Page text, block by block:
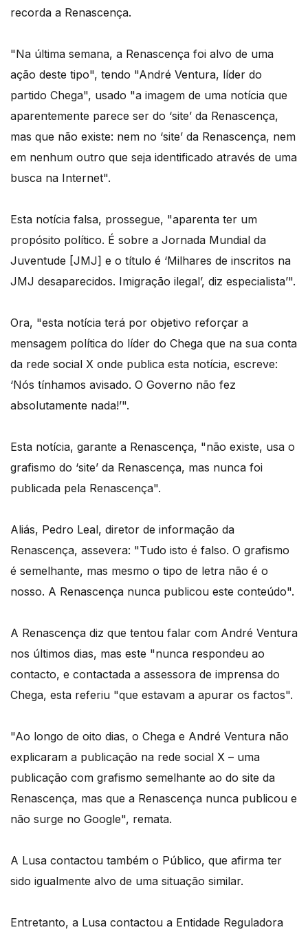
recorda a Renascença.
"Na última semana, a Renascença foi alvo de uma
ação deste tipo", tendo "André Ventura, líder do
partido Chega", usado "a imagem de uma notícia que
aparentemente parece ser do ‘site’ da Renascença,
mas que não existe: nem no ‘site’ da Renascença, nem
em nenhum outro que seja identificado através de uma
busca na Internet".
Esta notícia falsa, prossegue, "aparenta ter um
propósito político. É sobre a Jornada Mundial da
Juventude [JMJ] e o título é ‘Milhares de inscritos na
JMJ desaparecidos. Imigração ilegal’, diz especialista’".
Ora, "esta notícia terá por objetivo reforçar a
mensagem política do líder do Chega que na sua conta
da rede social X onde publica esta notícia, escreve:
‘Nós tínhamos avisado. O Governo não fez
absolutamente nada!’".
Esta notícia, garante a Renascença, "não existe, usa o
grafismo do ‘site’ da Renascença, mas nunca foi
publicada pela Renascença".
Aliás, Pedro Leal, diretor de informação da
Renascença, assevera: "Tudo isto é falso. O grafismo
é semelhante, mas mesmo o tipo de letra não é o
nosso. A Renascença nunca publicou este conteúdo".
A Renascença diz que tentou falar com André Ventura
nos últimos dias, mas este "nunca respondeu ao
contacto, e contactada a assessora de imprensa do
Chega, esta referiu "que estavam a apurar os factos".
"Ao longo de oito dias, o Chega e André Ventura não
explicaram a publicação na rede social X – uma
publicação com grafismo semelhante ao do site da
Renascença, mas que a Renascença nunca publicou e
não surge no Google", remata.
A Lusa contactou também o Público, que afirma ter
sido igualmente alvo de uma situação similar.
Entretanto, a Lusa contactou a Entidade Reguladora